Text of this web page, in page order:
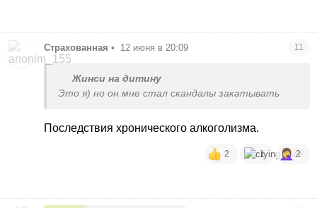
Страхованная • 12 июня в 20:09 11
Жинси на дитину
Это я) но он мне стал скандалы закатывать
Последствия хронического алкоголизма.
2 1 2